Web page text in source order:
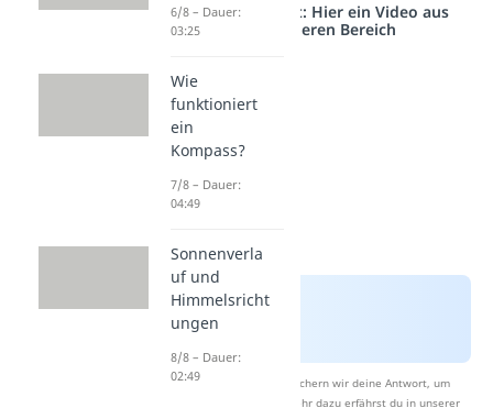
Studyflix vernetzt: Hier ein Video aus
einem anderen Bereich
Nach Beantwortung speichern wir deine Antwort, um
Studyflix zu verbessern. Mehr dazu erfährst du in unserer
6/8 – Dauer:
03:25
Wie
funktioniert
ein
Kompass?
7/8 – Dauer:
04:49
Sonnenverla
uf und
Himmelsricht
ungen
8/8 – Dauer:
02:49